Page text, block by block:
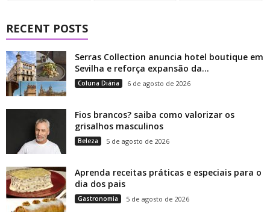
RECENT POSTS
Serras Collection anuncia hotel boutique em
Sevilha e reforça expansão da...
Coluna Diária 6 de agosto de 2026
Fios brancos? saiba como valorizar os
grisalhos masculinos
Beleza 5 de agosto de 2026
Aprenda receitas práticas e especiais para o
dia dos pais
Gastronomia 5 de agosto de 2026